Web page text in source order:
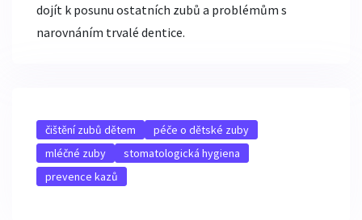
dojít k posunu ostatních zubů a problémům s
narovnáním trvalé dentice.
čištění zubů dětem
péče o dětské zuby
mléčné zuby
stomatologická hygiena
prevence kazů